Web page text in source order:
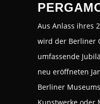
Aus Anlass ihres
wird der Berliner
umfassende
neu eröffneten
Berliner